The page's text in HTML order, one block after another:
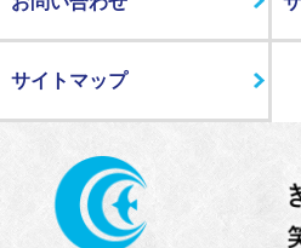
サイトマップ